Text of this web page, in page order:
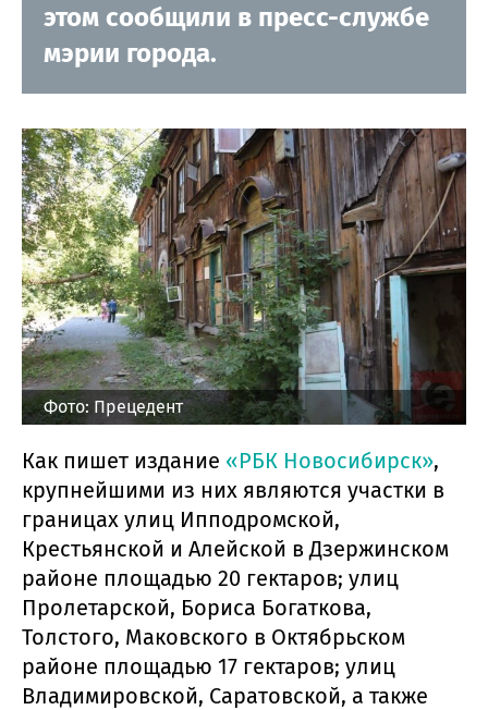
этом сообщили в пресс-службе
мэрии города.
Фото: Прецедент
Как пишет издание «РБК Новосибирск»,
крупнейшими из них являются участки в
границах улиц Ипподромской,
Крестьянской и Алейской в Дзержинском
районе площадью 20 гектаров; улиц
Пролетарской, Бориса Богаткова,
Толстого, Маковского в Октябрьском
районе площадью 17 гектаров; улиц
Владимировской, Саратовской, а также